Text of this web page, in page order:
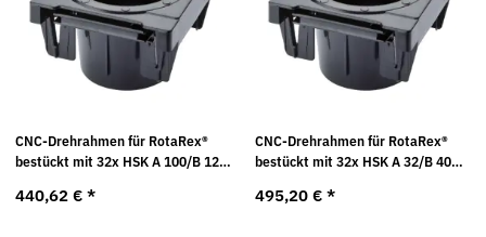
CNC-Drehrahmen für RotaRex®
bestückt mit 32x HSK A 100/B 125
(BxTxH): 99 x 103 x 17
440,62 € *
CNC-Drehrahmen für RotaRex®
bestückt mit 32x HSK A 32/B 40
(BxTxH): 99 x 103 x 17
495,20 € *